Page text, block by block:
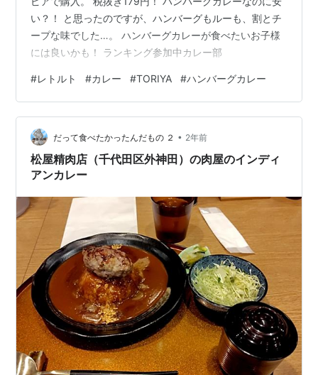
い？！ と思ったのですが、ハンバーグもルーも、割とチ
ープな味でした…。 ハンバーグカレーが食べたいお子様
には良いかも！ ランキング参加中カレー部
#レトルト #カレー #TORIYA #ハンバーグカレー
だって食べたかったんだもの ２ • 2年前
松屋精肉店（千代田区外神田）の肉屋のインディ
アンカレー